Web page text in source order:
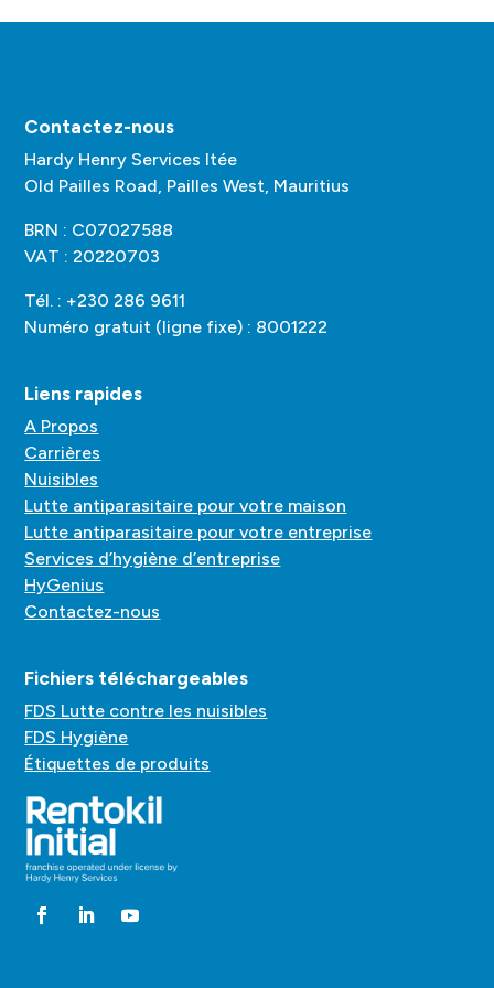
Contactez-nous
Hardy Henry Services ltée
Old Pailles Road, Pailles West, Mauritius
BRN : C07027588
VAT : 20220703
Tél. : +230 286 9611
Numéro gratuit (ligne fixe) : 8001222
Liens rapides
A Propos
Carrières
Nuisibles
Lutte antiparasitaire pour votre maison
Lutte antiparasitaire pour votre entreprise
Services d’hygiène d’entreprise
HyGenius
Contactez-nous
Fichiers téléchargeables
FDS Lutte contre les nuisibles
FDS Hygiène
Étiquettes de produits